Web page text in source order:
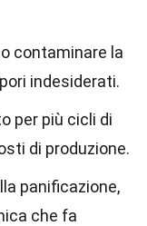
contaminare la
indesiderati.
per più cicli di
di produzione.
panificazione,
che fa